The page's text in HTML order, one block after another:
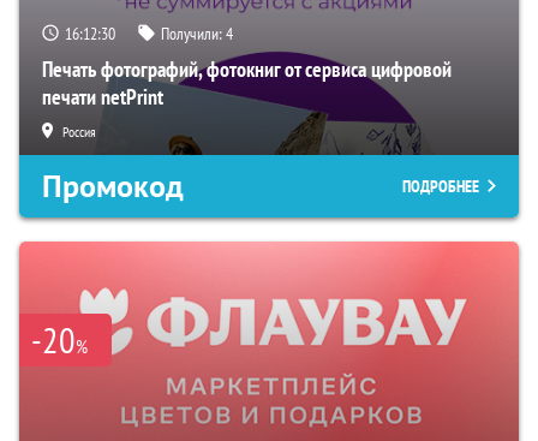
16:12:29 Получили:4
Печать фотографий, фотокниг от сервиса цифровой
печати netPrint
Россия
Промокод ПОДРОБНЕЕ
-20%